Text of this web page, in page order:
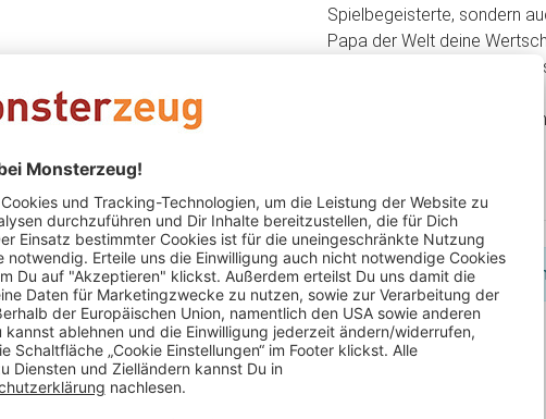
Spielbegeisterte, sondern
Papa der Welt deine
Vatertagen oder anderen
Geschenk verleihst du
schaffst Erinnerungen, die
Keine Bewertungen gefunden. Geh voran und teil Deine